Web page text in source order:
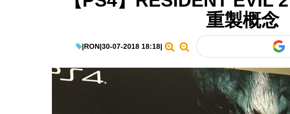
重製概念
|RON|30-07-2018 18:18|